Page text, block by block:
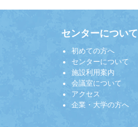
センターについて
初めての方へ
センターについて
施設利用案内
会議室について
アクセス
企業・大学の方へ